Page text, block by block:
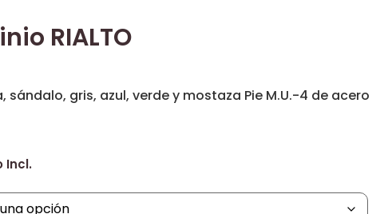
RIALTO
sándalo, gris, azul, verde y mostaza Pie M.U.-4 de acero
Incl.